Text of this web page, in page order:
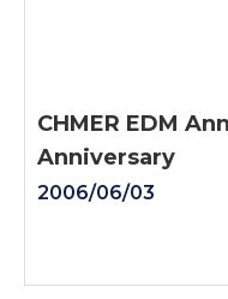
CHMER EDM
Anniversary
2006/06/03